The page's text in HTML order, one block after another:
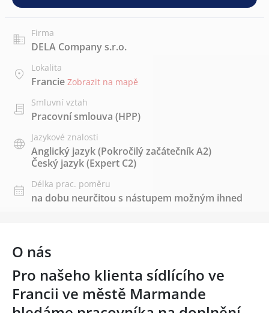
Firma
DELA Company s.r.o.
Lokalita
Francie Zobrazit na mapě
Smluvní vztah
Pracovní smlouva (HPP)
Jazykové znalosti
Anglický jazyk(Pokročilý začátečník A2)
Český jazyk(Expert C2)
Délka prac. poměru
na dobu neurčitou s nástupem možným ihned
O nás
Pro našeho klienta sídlícího ve
Francii ve městě Marmande